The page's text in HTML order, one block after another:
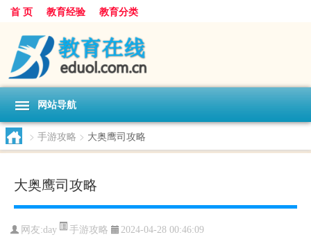
首 页 教育经验 教育分类
网站导航
> 手游攻略 > 大奥鹰司攻略
大奥鹰司攻略
网友:day 手游攻略 2024-04-28 00:46:09